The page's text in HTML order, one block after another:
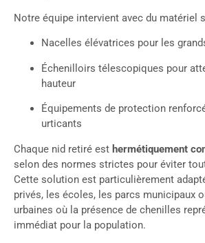
Notre équipe intervient avec du matériel
Nacelles élévatrices pour les
Échenilloirs télescopiques pour
hauteur
Équipements de protection
urticants
Chaque nid retiré est hermétiquement
selon des normes strictes pour éviter
Cette solution est particulièrement
privés, les écoles, les parcs municipaux
urbaines où la présence de chenilles
immédiat pour la population.